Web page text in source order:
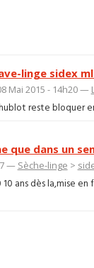
linge sidex
Mai 2015 - 14h20 —
reste bloquer
que dans un
— Sèche-linge >
ans dès la,mise